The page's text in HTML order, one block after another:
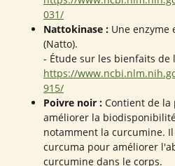
031/
Nattokinase : Une enzyme
(Natto).
- Étude sur les bienfaits de
https://
915/
Poivre noir : Contient de
améliorer la
notamment la curcumine.
curcuma pour améliorer
curcumine dans le corps.